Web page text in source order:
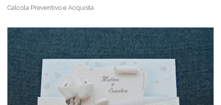
Calcola Preventivo e Acquista